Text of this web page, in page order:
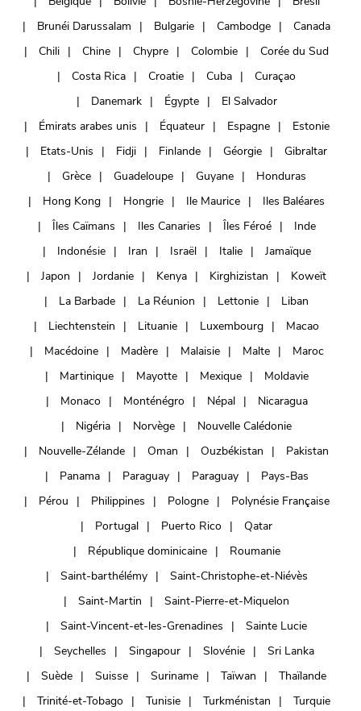
Brunéi Darussalam
Bulgarie Cambodge
Canada
Chili
Chine Chypre Colombie
Corée du Sud
Costa Rica
Croatie Cuba
Curaçao
Danemark
Égypte
El Salvador
Émirats arabes unis
Équateur Espagne
Estonie
Etats-Unis
Fidji Finlande Géorgie
Gibraltar
Grèce
Guadeloupe Guyane
Honduras
Hong Kong
Hongrie Ile Maurice
Iles Baléares
Îles Caïmans
Iles Canaries Îles Féroé
Inde
Indonésie
Iran Israël Italie
Jamaïque
Japon
Jordanie Kenya Kirghizistan
Koweït
La Barbade
La Réunion Lettonie
Liban
Liechtenstein
Lituanie Luxembourg
Macao
Macédoine
Madère Malaisie Malte
Maroc
Martinique
Mayotte Mexique
Moldavie
Monaco
Monténégro Népal
Nicaragua
Nigéria
Norvège
Nouvelle Calédonie
Nouvelle-Zélande
Oman Ouzbékistan
Pakistan
Panama
Paraguay Paraguay
Pays-Bas
Pérou
Philippines Pologne
Polynésie Française
Portugal
Puerto Rico
Qatar
République dominicaine
Roumanie
Saint-barthélémy
Saint-Christophe-et-Niévès
Saint-Martin
Saint-Pierre-et-Miquelon
Saint-Vincent-et-les-Grenadines
Sainte Lucie
Seychelles
Singapour Slovénie
Sri Lanka
Suède
Suisse Suriname Taïwan
Thaïlande
Trinité-et-Tobago
Tunisie Turkménistan Turquie